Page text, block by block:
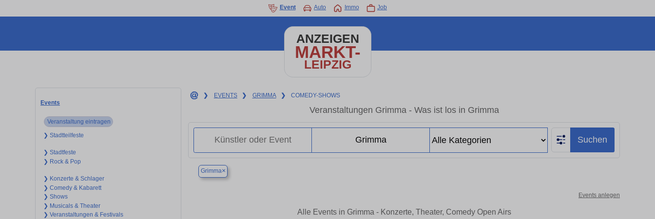
Event Auto Immo Job
ANZEIGEN
MARKT-
LEIPZIG
Events
Veranstaltung eintragen
❯ Stadtteilfeste
❯ Stadtfeste
❯ Rock & Pop
❯ Konzerte & Schlager
❯ Comedy & Kabarett
❯ Shows
❯ Musicals & Theater
❯ Veranstaltungen & Festivals
❯ EVENTS ❯ GRIMMA ❯ COMEDY-SHOWS
Veranstaltungen Grimma - Was ist los in Grimma
Suchen
Grimma×
Events anlegen
Alle Events in Grimma - Konzerte, Theater, Comedy Open Airs